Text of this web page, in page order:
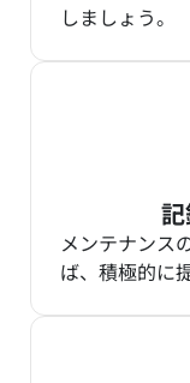
しましょう。
メンテナンス
ば、積極的に